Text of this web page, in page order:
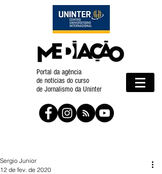
Portal da agência
de notícias do curso
de Jornalismo da Uninter
Sergio Junior
12 de fev. de 2020